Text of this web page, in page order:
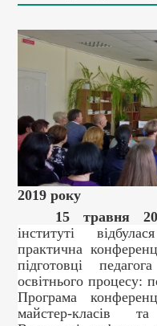
2019 року
15 травня
інституті
практична
підготовці
освітнього процесу:
Програма
майстер-класів